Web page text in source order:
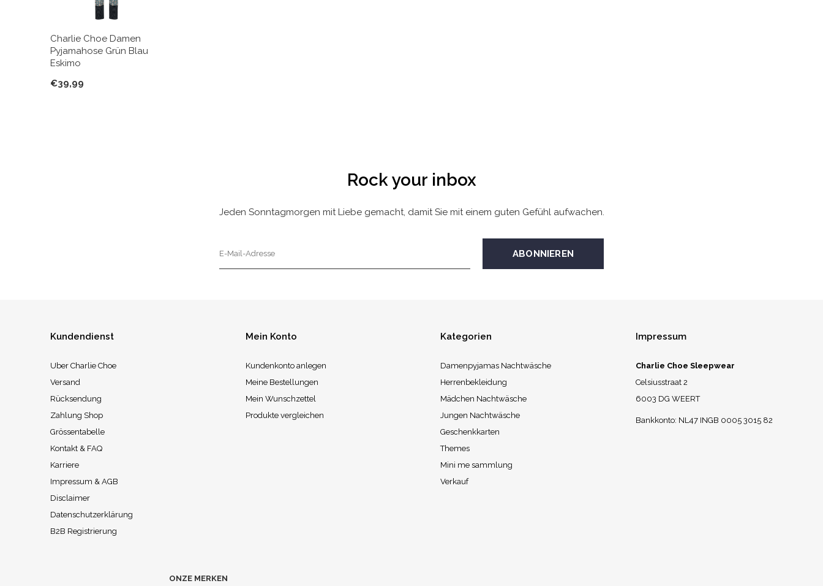
Charlie Choe Damen
Pyjamahose Grün Blau
Eskimo
€39,99
Rock your inbox
Jeden Sonntagmorgen mit Liebe gemacht, damit Sie mit einem guten Gefühl aufwachen.
Kundendienst
Uber Charlie Choe
Versand
Rücksendung
Zahlung Shop
Grössentabelle
Kontakt & FAQ
Karriere
Impressum & AGB
Disclaimer
Datenschutzerklärung
B2B Registrierung
Mein Konto
Kundenkonto anlegen
Meine Bestellungen
Mein Wunschzettel
Produkte vergleichen
Kategorien
Damenpyjamas Nachtwäsche
Herrenbekleidung
Mädchen Nachtwäsche
Jungen Nachtwäsche
Geschenkkarten
Themes
Mini me sammlung
Verkauf
Impressum
Charlie Choe Sleepwear
Celsiusstraat 2
6003 DG WEERT
Bankkonto: NL47 INGB 0005 3015 82
ONZE MERKEN